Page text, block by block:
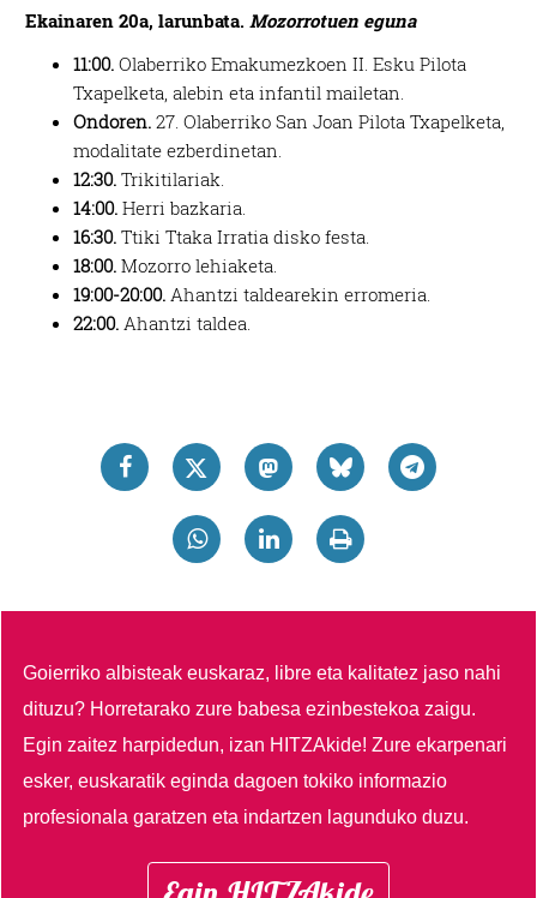
Ekainaren 20a, larunbata.Mozorrotuen eguna
11:00. Olaberriko Emakumezkoen II. Esku Pilota
Txapelketa, alebin eta infantil mailetan.
Ondoren. 27. Olaberriko San Joan Pilota Txapelketa,
modalitate ezberdinetan.
12:30. Trikitilariak.
14:00. Herri bazkaria.
16:30. Ttiki Ttaka Irratia disko festa.
18:00. Mozorro lehiaketa.
19:00-20:00.Ahantzi taldearekin erromeria.
22:00.Ahantzi taldea.
Goierriko albisteak euskaraz, libre eta kalitatez jaso nahi
dituzu? Horretarako zure babesa ezinbestekoa zaigu.
Egin zaitez harpidedun, izan HITZAkide!Zure ekarpenari
esker, euskaratik eginda dagoen tokiko informazio
profesionala garatzen eta indartzen lagunduko duzu.